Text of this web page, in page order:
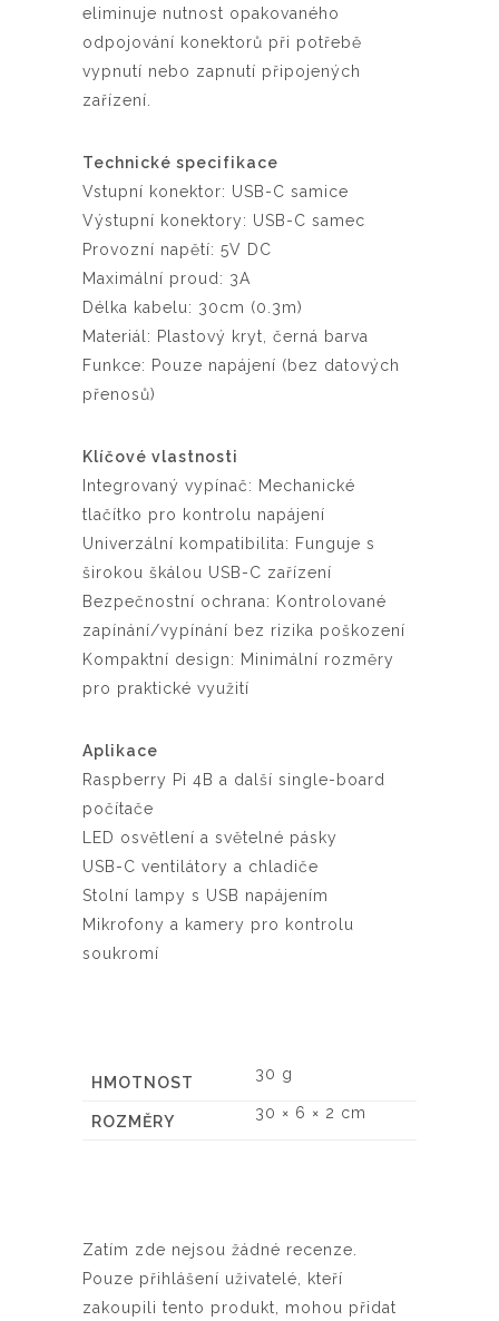
eliminuje nutnost opakovaného
odpojování konektorů při potřebě
vypnutí nebo zapnutí připojených
zařízení.
Technické specifikace
Vstupní konektor: USB-C samice
Výstupní konektory: USB-C samec
Provozní napětí: 5V DC
Maximální proud: 3A
Délka kabelu: 30cm (0.3m)
Materiál: Plastový kryt, černá barva
Funkce: Pouze napájení (bez datových
přenosů)
Klíčové vlastnosti
Integrovaný vypínač: Mechanické
tlačítko pro kontrolu napájení
Univerzální kompatibilita: Funguje s
širokou škálou USB-C zařízení
Bezpečnostní ochrana: Kontrolované
zapínání/vypínání bez rizika poškození
Kompaktní design: Minimální rozměry
pro praktické využití
Aplikace
Raspberry Pi 4B a další single-board
počítače
LED osvětlení a světelné pásky
USB-C ventilátory a chladiče
Stolní lampy s USB napájením
Mikrofony a kamery pro kontrolu
soukromí
HMOTNOST 30 g
ROZMĚRY 30 × 6 × 2 cm
Zatím zde nejsou žádné recenze.
Pouze přihlášení uživatelé, kteří
zakoupili tento produkt, mohou přidat